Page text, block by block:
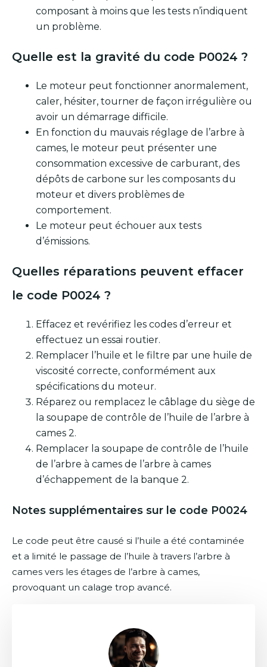
composant à moins que les tests n’indiquent
un problème.
Quelle est la gravité du code P0024 ?
Le moteur peut fonctionner anormalement,
caler, hésiter, tourner de façon irrégulière ou
avoir un démarrage difficile.
En fonction du mauvais réglage de l’arbre à
cames, le moteur peut présenter une
consommation excessive de carburant, des
dépôts de carbone sur les composants du
moteur et divers problèmes de
comportement.
Le moteur peut échouer aux tests
d’émissions.
Quelles réparations peuvent effacer
le code P0024 ?
Effacez et revérifiez les codes d’erreur et
effectuez un essai routier.
Remplacer l’huile et le filtre par une huile de
viscosité correcte, conformément aux
spécifications du moteur.
Réparez ou remplacez le câblage du siège de
la soupape de contrôle de l’huile de l’arbre à
cames 2.
Remplacer la soupape de contrôle de l’huile
de l’arbre à cames de l’arbre à cames
d’échappement de la banque 2.
Notes supplémentaires sur le code P0024
Le code peut être causé si l’huile a été contaminée
et a limité le passage de l’huile à travers l’arbre à
cames vers les étages de l’arbre à cames,
provoquant un calage trop avancé.